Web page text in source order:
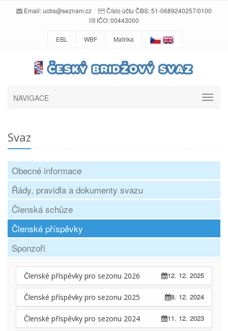
Email:ucbs@seznam.cz
Číslo účtu ČBS: 51-0689240257/0100
IČO: 00443000
EBL WBF Matrika
NAVIGACE
Svaz
Obecné informace
Řády, pravidla a dokumenty svazu
Členská schůze
Členské příspěvky
Sponzoři
12. 12. 2025
Členské příspěvky pro sezonu 2026
8. 12. 2024
Členské příspěvky pro sezonu 2025
11. 12. 2023
Členské příspěvky pro sezonu 2024